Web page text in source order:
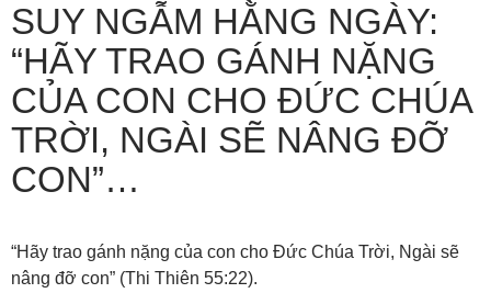
SUY NGẪM HẰNG NGÀY:
“HÃY TRAO GÁNH NẶNG
CỦA CON CHO ĐỨC CHÚA
TRỜI, NGÀI SẼ NÂNG ĐỠ
CON”…
“Hãy trao gánh nặng của con cho Đức Chúa Trời, Ngài sẽ
nâng đỡ con” (Thi Thiên 55:22).